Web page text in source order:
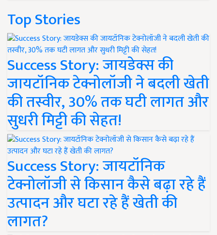
Top Stories
Success Story: जायडेक्स की
जायटॉनिक टेक्नोलॉजी ने बदली खेती
की तस्वीर, 30% तक घटी लागत और
सुधरी मिट्टी की सेहत!
Success Story: जायटॉनिक
टेक्नोलॉजी से किसान कैसे बढ़ा रहे हैं
उत्पादन और घटा रहे हैं खेती की
लागत?